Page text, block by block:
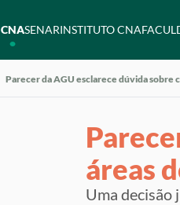
CNASENARINSTITUTO CNA
Parecer da AGU esclarece dúvida
áreas
Uma decisão